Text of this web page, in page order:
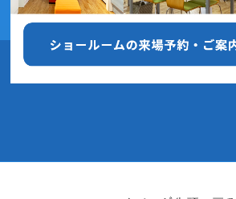
2020年6月(7記事)
2020年5月(3記事)